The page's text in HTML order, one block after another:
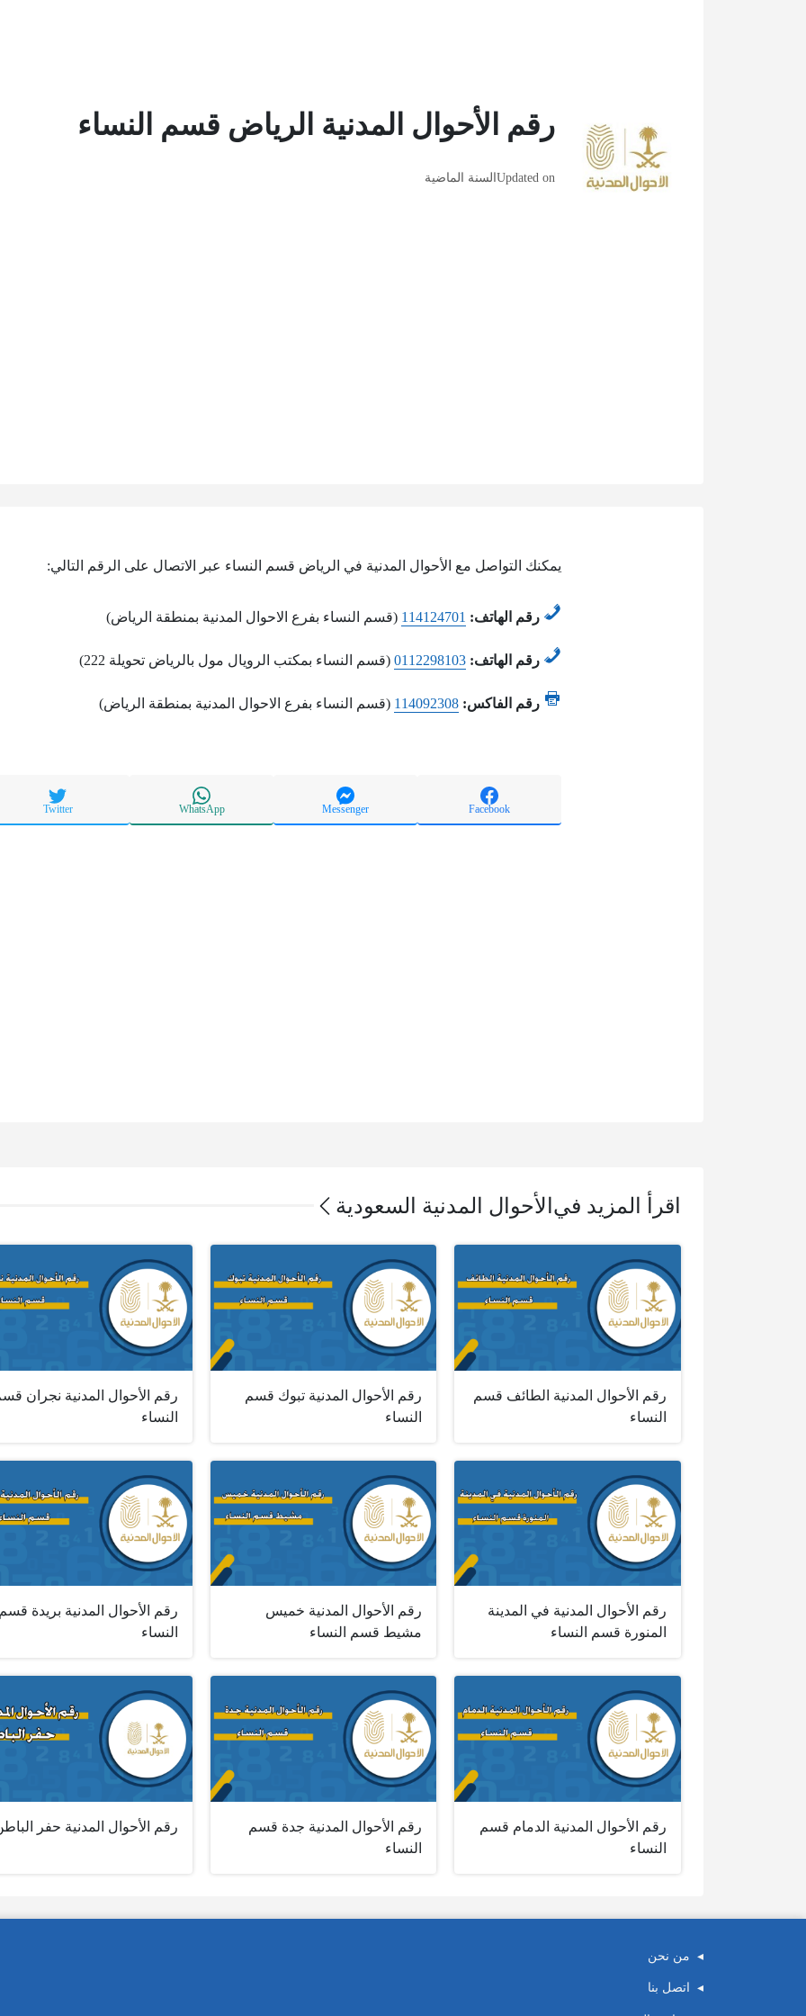
رقم الأحوال المدنية الرياض قسم النساء
Updated on السنة الماضية
يمكنك التواصل مع الأحوال المدنية في الرياض قسم النساء عبر الاتصال على الرقم التالي:
رقم الهاتف: 114124701 (قسم النساء بفرع الاحوال المدنية بمنطقة الرياض)
رقم الهاتف: 0112298103 (قسم النساء بمكتب الرويال مول بالرياض تحويلة 222)
رقم الفاكس: 114092308 (قسم النساء بفرع الاحوال المدنية بمنطقة الرياض)
Facebook
Messenger
WhatsApp
Twitter
اقرأ المزيد في الأحوال المدنية السعودية
رقم الأحوال المدنية الطائف قسم
النساء
رقم الأحوال المدنية تبوك قسم
النساء
رقم الأحوال المدنية نجران
النساء
رقم الأحوال المدنية في المدينة
المنورة قسم النساء
رقم الأحوال المدنية خميس
مشيط قسم النساء
رقم الأحوال المدنية بريدة
النساء
رقم الأحوال المدنية الدمام قسم
النساء
رقم الأحوال المدنية جدة قسم
النساء
رقم الأحوال المدنية حفر
من نحن
اتصل بنا